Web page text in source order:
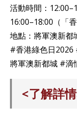
活動時間：
16:00–18:00（「
地點：將軍澳新都
#香港綠色日
將軍澳新都城 #
<了解詳